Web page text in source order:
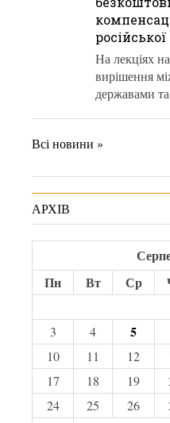
російської
На лекціях
вирішення
державами
Всі новини »
АРХІВ
Пн
Вт Ср
3
4 5
10
11 12
17
18 19
24
25 26